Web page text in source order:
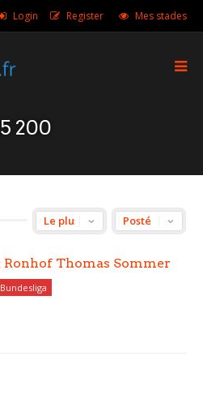
Login Register Mes stades
200
Thomas Sommer
Bundesliga